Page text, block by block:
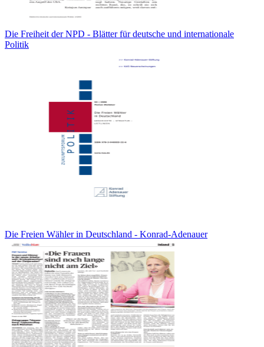
Die Freiheit der NPD - Blätter für deutsche und internationale
Politik
Die Freien Wähler in Deutschland - Konrad-Adenauer